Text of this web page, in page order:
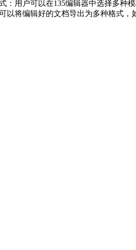
用户可以在135编辑器中选择多种
将编辑好的文档导出为多种格式